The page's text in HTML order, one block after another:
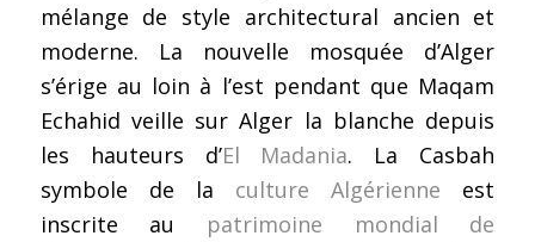
mélange de style architectural ancien et
moderne. La nouvelle mosquée d’Alger
s’érige au loin à l’est pendant que Maqam
Echahid veille sur Alger la blanche depuis
les hauteurs d’El Madania. La Casbah
symbole de la culture Algérienne est
inscrite au patrimoine mondial de